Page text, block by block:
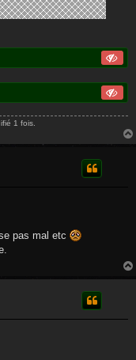
1 fois.
pas mal etc